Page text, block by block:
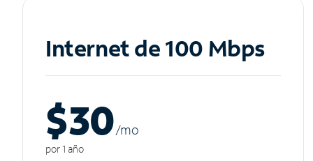
Internet de 100 Mbps
$30/mo
por 1 año